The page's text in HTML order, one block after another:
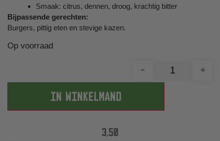
Smaak: citrus, dennen, droog, krachtig bitter
Bijpassende gerechten:
Burgers, pittig eten en stevige kazen.
Op voorraad
-
+
IN WINKELMAND
3,50